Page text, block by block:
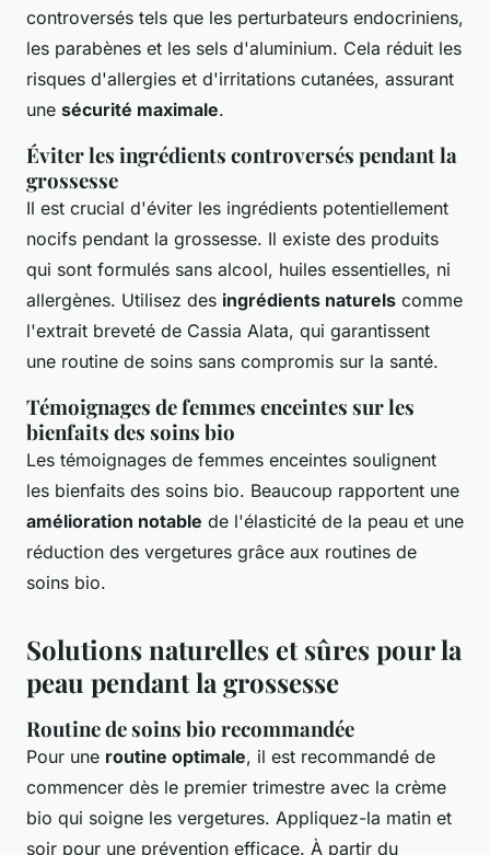
controversés tels que les perturbateurs endocriniens,
les parabènes et les sels d'aluminium. Cela réduit les
risques d'allergies et d'irritations cutanées, assurant
une sécurité maximale.
Éviter les ingrédients controversés pendant la
grossesse
Il est crucial d'éviter les ingrédients potentiellement
nocifs pendant la grossesse. Il existe des produits
qui sont formulés sans alcool, huiles essentielles, ni
allergènes. Utilisez des ingrédients naturels comme
l'extrait breveté de Cassia Alata, qui garantissent
une routine de soins sans compromis sur la santé.
Témoignages de femmes enceintes sur les
bienfaits des soins bio
Les témoignages de femmes enceintes soulignent
les bienfaits des soins bio. Beaucoup rapportent une
amélioration notable de l'élasticité de la peau et une
réduction des vergetures grâce aux routines de
soins bio.
Solutions naturelles et sûres pour la
peau pendant la grossesse
Routine de soins bio recommandée
Pour une routine optimale, il est recommandé de
commencer dès le premier trimestre avec la crème
bio qui soigne les vergetures. Appliquez-la matin et
soir pour une prévention efficace. À partir du